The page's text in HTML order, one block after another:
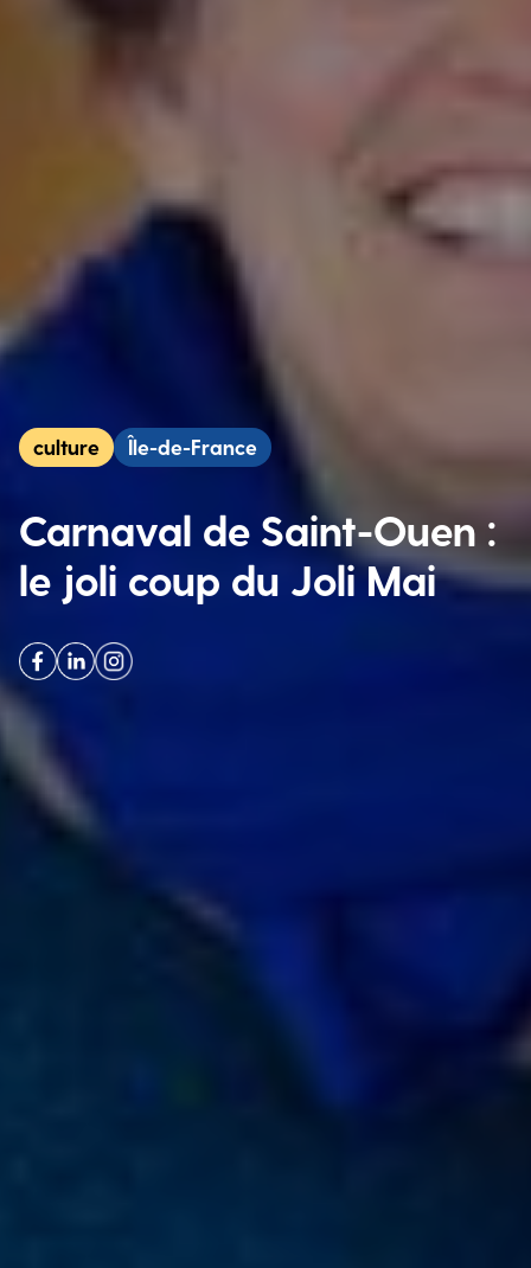
culture Île-de-France
Carnaval de Saint-Ouen :
le joli coup du Joli Mai